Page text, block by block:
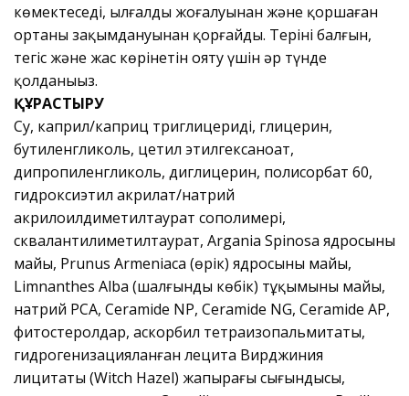
көмектеседі, ылғалдың жоғалуынан және қоршаған
ортаның зақымдануынан қорғайды. Теріні балғын,
тегіс және жас көрінетін ояту үшін әр түнде
қолданыңыз.
ҚҰРАСТЫРУ
Су, каприл/каприц триглицериді, глицерин,
бутиленгликоль, цетил этилгексаноат,
дипропиленгликоль, диглицерин, полисорбат 60,
гидроксиэтил акрилат/натрий
акрилоилдиметилтаурат сополимері,
сквалантилиметилтаурат, Argania Spinosa ядросының
майы, Prunus Armeniaca (өрік) ядросының майы,
Limnanthes Alba (шалғынды көбік) тұқымының майы,
натрий PCA, Ceramide NP, Ceramide NG, Ceramide AP,
фитостеролдар, аскорбил тетраизопальмитаты,
гидрогенизацияланған лецита Вирджиния
лицитаты (Witch Hazel) жапырағы сығындысы,